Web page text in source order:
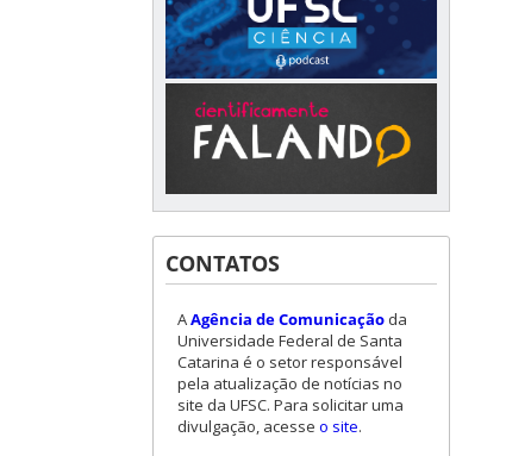
CONTATOS
AAgência de Comunicação da
Universidade Federal de Santa
Catarina é o setor responsável
pela atualização de notícias no
site da UFSC. Para solicitar uma
divulgação, acesse o site.